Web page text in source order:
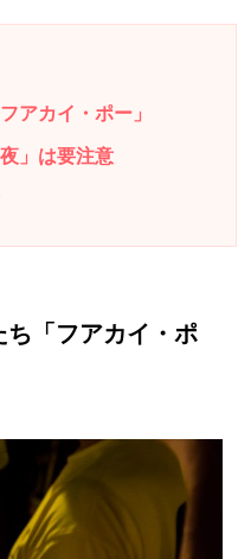
アカイ・ポー」
」は要注意
「フアカイ・ポ